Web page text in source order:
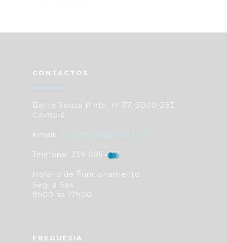
CONTACTOS
Bairro Sousa Pinto, nº 37, 3000-393
Coimbra
Email: ufcoimbra@gmail.com
Telefone: 239 095 439
Horário de Funcionamento:
Seg. a Sex.:
9h00 às 17h00
FREGUESIA